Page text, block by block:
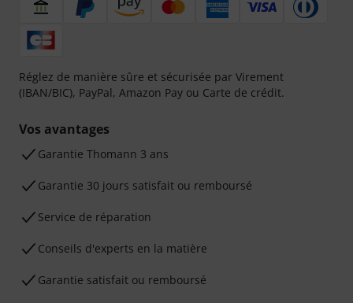
Réglez de manière sûre et sécurisée par Virement
(IBAN/BIC), PayPal, Amazon Pay ou Carte de crédit.
Vos avantages
Ga­ran­tie Thomann 3 ans
Garantie 30 jours satisfait ou remboursé
Service de réparation
Conseils d'experts en la matière
Garantie satisfait ou remboursé